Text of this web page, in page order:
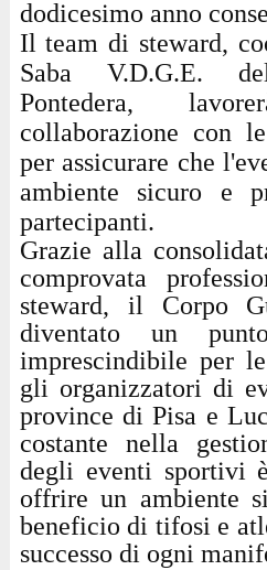
dodicesimo anno
Il team di steward,
Saba V.D.G.E.
Pontedera,
collaborazione con
per assicurare che
ambiente sicuro e
partecipanti.
Grazie alla
comprovata
steward, il Corpo
diventato un
imprescindibile per
gli organizzatori di
province di Pisa e
costante nella
degli eventi sportivi
offrire un ambiente
beneficio di tifosi e
successo di ogni